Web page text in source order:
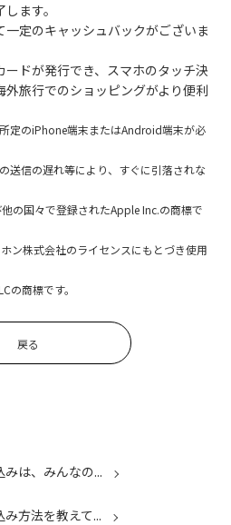
ます。
一定のキャッシュバックがございま
ードが発行でき、スマホのタッチ決
旅行でのショッピングがより便利
定のiPhone端末またはAndroid端末が必
送信の遅れ等により、すぐに引落されな
の国々で登録されたApple Inc.の商標で
ン株式会社のライセンスにもとづき使用
商標です。
戻る
は、みんなの...
方法を教えて...